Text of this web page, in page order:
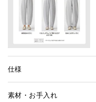
仕様
素材・お手入れ